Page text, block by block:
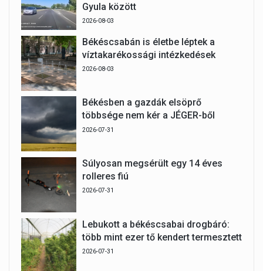
Gyula között
2026-08-03
Békéscsabán is életbe léptek a
víztakarékossági intézkedések
2026-08-03
Békésben a gazdák elsöprő
többsége nem kér a JÉGER-ből
2026-07-31
Súlyosan megsérült egy 14 éves
rolleres fiú
2026-07-31
Lebukott a békéscsabai drogbáró:
több mint ezer tő kendert termesztett
2026-07-31